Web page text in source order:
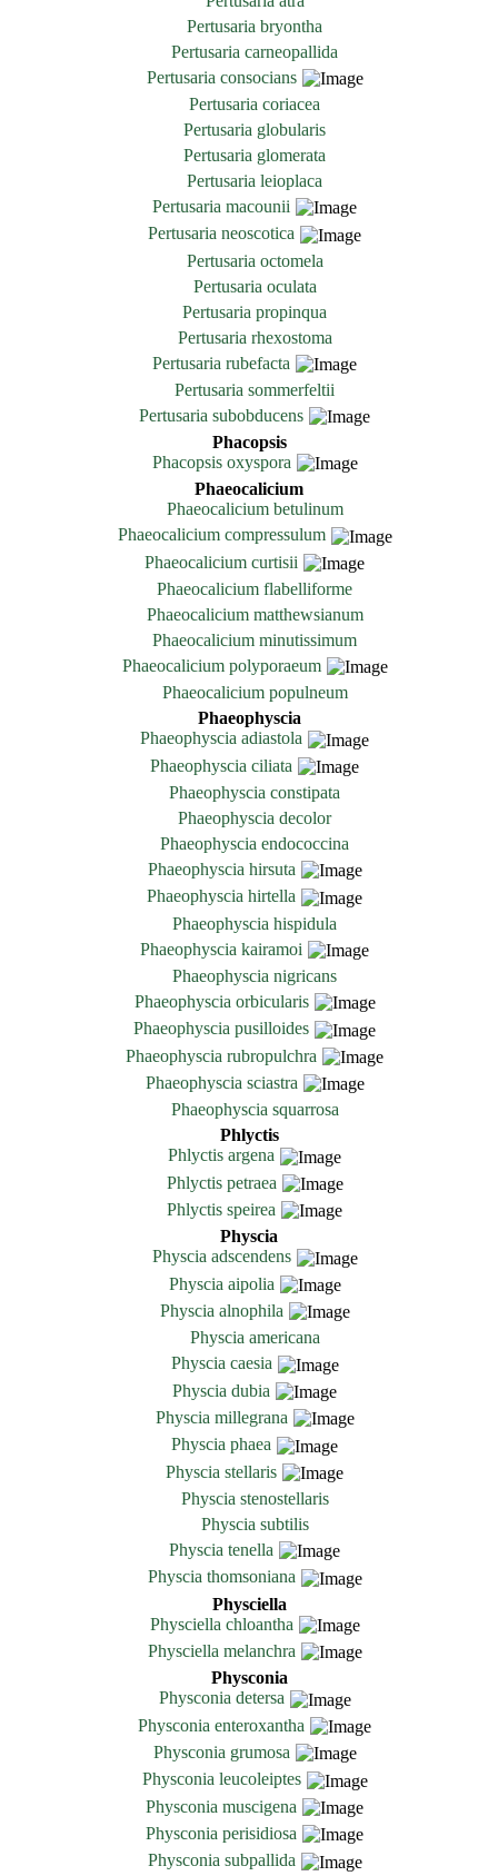
Pertusaria bryontha
Pertusaria carneopallida
Pertusaria consocians
Pertusaria coriacea
Pertusaria globularis
Pertusaria glomerata
Pertusaria leioplaca
Pertusaria macounii
Pertusaria neoscotica
Pertusaria octomela
Pertusaria oculata
Pertusaria propinqua
Pertusaria rhexostoma
Pertusaria rubefacta
Pertusaria sommerfeltii
Pertusaria subobducens
Phacopsis
Phacopsis oxyspora
Phaeocalicium
Phaeocalicium betulinum
Phaeocalicium compressulum
Phaeocalicium curtisii
Phaeocalicium flabelliforme
Phaeocalicium matthewsianum
Phaeocalicium minutissimum
Phaeocalicium polyporaeum
Phaeocalicium populneum
Phaeophyscia
Phaeophyscia adiastola
Phaeophyscia ciliata
Phaeophyscia constipata
Phaeophyscia decolor
Phaeophyscia endococcina
Phaeophyscia hirsuta
Phaeophyscia hirtella
Phaeophyscia hispidula
Phaeophyscia kairamoi
Phaeophyscia nigricans
Phaeophyscia orbicularis
Phaeophyscia pusilloides
Phaeophyscia rubropulchra
Phaeophyscia sciastra
Phaeophyscia squarrosa
Phlyctis
Phlyctis argena
Phlyctis petraea
Phlyctis speirea
Physcia
Physcia adscendens
Physcia aipolia
Physcia alnophila
Physcia americana
Physcia caesia
Physcia dubia
Physcia millegrana
Physcia phaea
Physcia stellaris
Physcia stenostellaris
Physcia subtilis
Physcia tenella
Physcia thomsoniana
Physciella
Physciella chloantha
Physciella melanchra
Physconia
Physconia detersa
Physconia enteroxantha
Physconia grumosa
Physconia leucoleiptes
Physconia muscigena
Physconia perisidiosa
Physconia subpallida